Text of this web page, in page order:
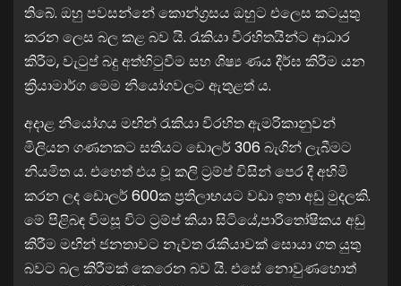
තිබේ. ඔහු පවසන්නේ කොන්ග්‍රසය ඔහුට එලෙස කටයුතු
කරන ලෙස බල කළ බව යි. රැකියා විරහිතයින්ට ආධාර
කිරීම, වැටුප් බදු අත්හිටුවීම සහ ශිෂ්‍ය ණය දීර්ඝ කිරීම යන
ක්‍රියාමාර්ග මෙම නියෝගවලට ඇතුළත් ය.
අදාළ නියෝගය මඟින් රැකියා විරහිත ඇමරිකානුවන්
මිලියන ගණනකට සතියට ඩොලර් 306 බැගින් ලැබීමට
නියමිත ය. එහෙත් එය වූ කලි ට්‍රම්ප් විසින් පෙර දී අහිමි
කරන ලද ඩොලර් 600ක ප්‍රතිලාභයට වඩා ඉතා අඩු මුදලකි.
මේ පිළිබඳ විමසූ විට ට්‍රම්ප් කියා සිටියේ,පාරිතෝෂිකය අඩු
කිරීම මඟින් ජනතාවට නැවත රැකියාවක් සොයා ගත යුතු
බවට බල කිරීමක් කෙරෙන බව යි. එසේ නොවුණහොත්